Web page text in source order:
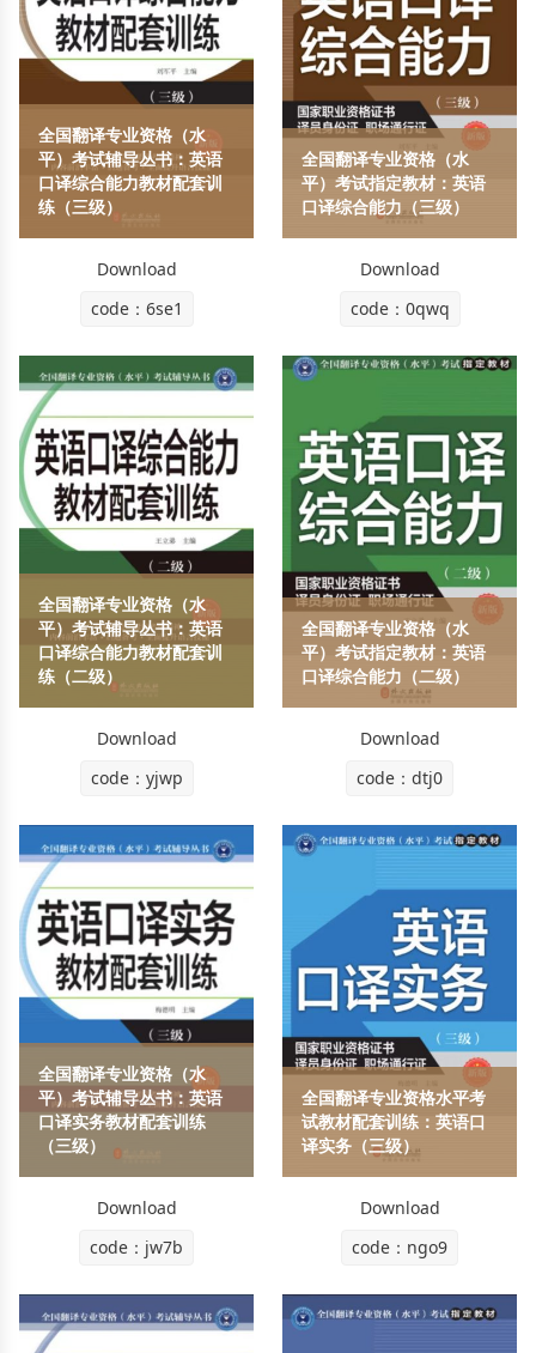
全国翻译专业资格（水
平）考试辅导丛书：英语
口译综合能力教材配套训
练（三级）
Download
code：6se1
全国翻译专业资格（水
平）考试指定教材：英语
口译综合能力（三级）
Download
code：0qwq
全国翻译专业资格（水
平）考试辅导丛书：英语
口译综合能力教材配套训
练（二级）
Download
code：yjwp
全国翻译专业资格（水
平）考试指定教材：英语
口译综合能力（二级）
Download
code：dtj0
全国翻译专业资格（水
平）考试辅导丛书：英语
口译实务教材配套训练
（三级）
Download
code：jw7b
全国翻译专业资格水平考
试教材配套训练：英语口
译实务（三级）
Download
code：ngo9